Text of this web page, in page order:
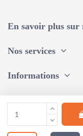
En savoir plus sur
Nos services
Informations
Suivez-nous